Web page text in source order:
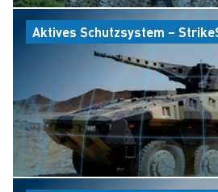
Aktives Schutzsystem –